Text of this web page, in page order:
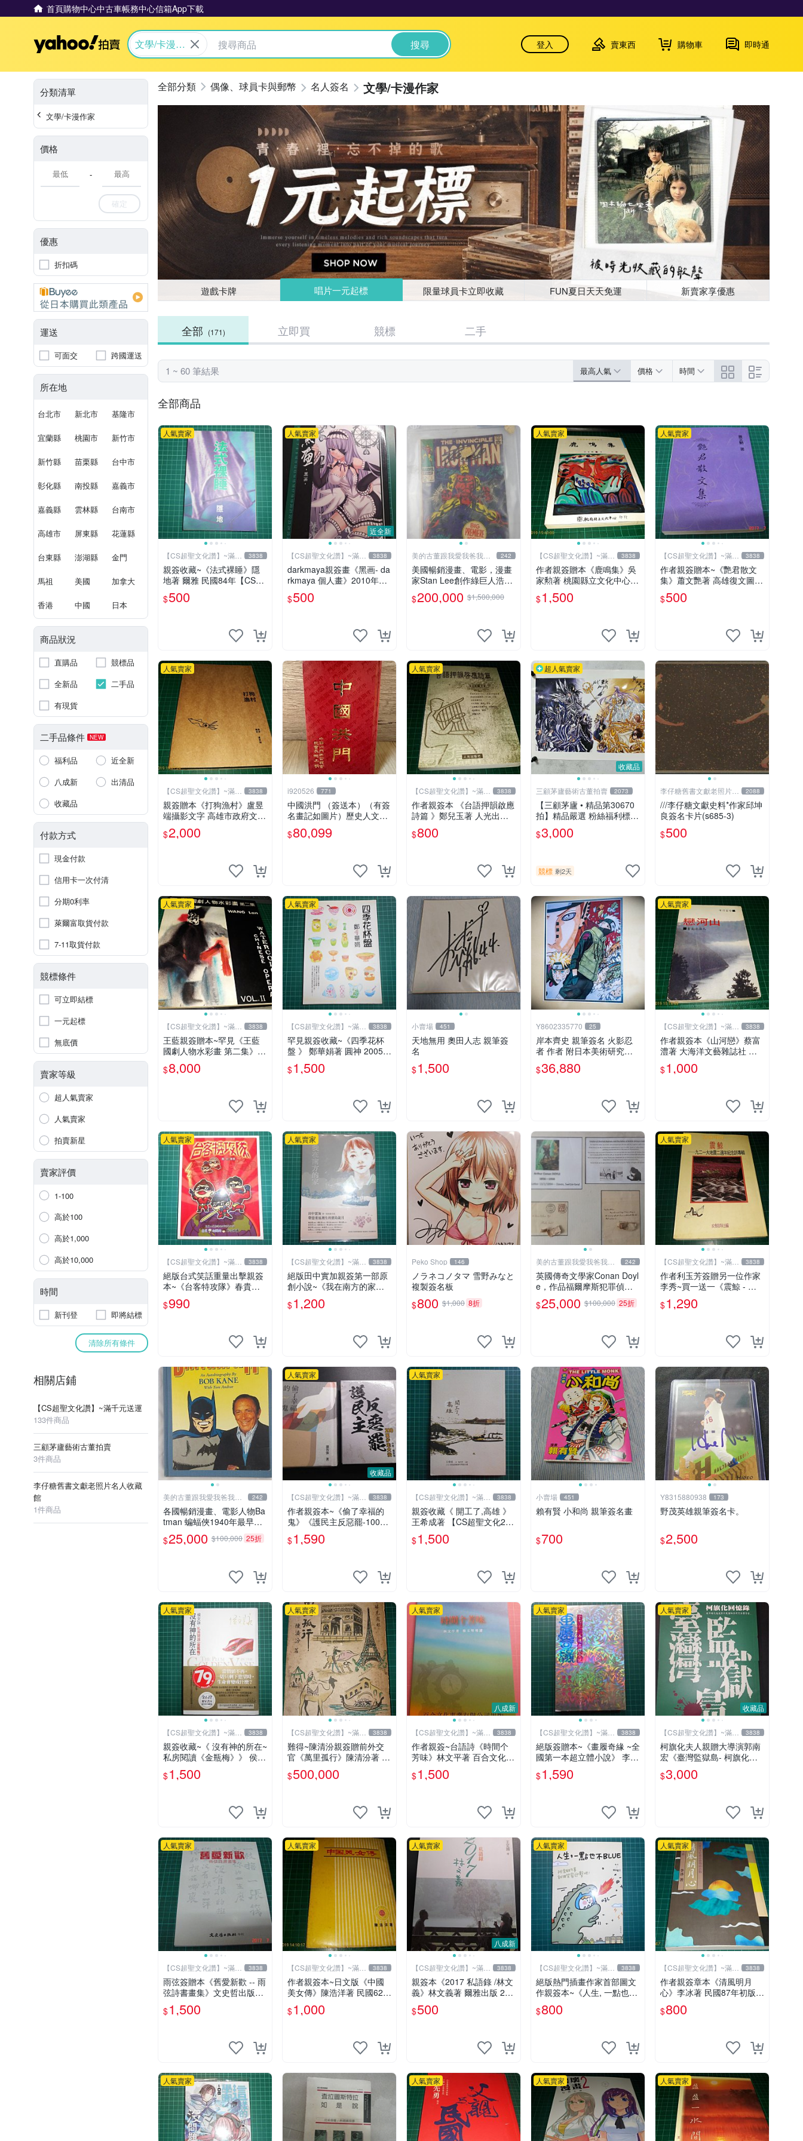
首頁購物中心中古車帳務中心信箱App下載
Yahoo拍賣
文學/卡漫作
搜尋 登入 賣東西 購物車 即時通
分類清單
文學/卡漫作家
價格
-
確定
優惠
折扣碼
運送
可面交 跨國運送
所在地
台北市 新北市 基隆市
宜蘭縣 桃園市 新竹市
新竹縣 苗栗縣 台中市
彰化縣 南投縣 嘉義市
嘉義縣 雲林縣 台南市
高雄市 屏東縣 花蓮縣
台東縣 澎湖縣 金門
馬祖 美國 加拿大
香港 中國 日本
商品狀況
直購品
競標品
全新品
二手品
有現貨
二手品條件 NEW
福利品
近全新
八成新
出清品
收藏品
付款方式
現金付款
信用卡一次付清
分期0利率
萊爾富取貨付款
7-11取貨付款
競標條件
可立即結標
一元起標
無底價
賣家等級
超人氣賣家
人氣賣家
拍賣新星
賣家評價
1-100
高於100
高於1,000
高於10,000
時間
新刊登 即將結標
清除所有條件
相關店鋪
【CS超聖文化讚】~滿千元送運
133件商品
三顧茅廬藝術古董拍賣
3件商品
李仔糖舊書文獻老照片名人收藏
館
1件商品
偶像、球員卡與郵幣 名人簽名 文學/卡漫作家
遊戲卡牌 唱片一元起標 限量球員卡立即收藏 FUN夏日天天免運 新賣家享優惠
全部 (171) 立即買 競標 二手
1 ~ 60 筆結果 最高人氣 價格 時間
全部商品
人氣賣家
【CS超聖文化讚】~滿千
元送運
3838
親簽收藏~《法式裸睡》隱
地著 爾雅 民國84年【CS超
聖文化2讚】
$500
近全新
人氣賣家
【CS超聖文化讚】~滿千
元送運
3838
darkmaya親簽畫《黑画- da
rkmaya 個人畫》2010年全
彩 【CS超聖文化讚】
$500
美的古董跟我愛我爸我恨
壞人
242
美國暢銷漫畫、電影，漫畫
家Stan Lee創作綠巨人浩
克、蜘蛛人、X戰警、鋼鐵
人，鋼鐵人是世界最有錢總
$200,000 $1,500,000
人氣賣家
【CS超聖文化讚】~滿千
元送運
3838
作者親簽贈本《鹿鳴集》吳
家勲著 桃園縣立文化中心
民國85年初版 8成新 【CS
超聖文化讚】
$1,500
人氣賣家
【CS超聖文化讚】~滿千
元送運
3838
作者親簽贈本~《艷君散文
集》蕭文艷著 高雄復文圖書
1997年修訂版 【CS超聖文
化讚】
$500
人氣賣家
【CS超聖文化讚】~滿千
元送運
3838
親簽贈本《打狗漁村》盧昱
端攝影文字 高雄市政府文化
局 2013年初版 【CS超聖文
化讚】
$2,000
i920526 771
中國洪門 （簽送本）（有簽
名畫記如圖片）歷史人文書
籍 早期書 中國洪門聯合總
會 二手書
$80,099
人氣賣家
【CS超聖文化讚】~滿千
元送運
3838
作者親簽本 《台語押韻啟應
詩篇 》鄭兒玉著 人光出版
社 2002年初版 9成新 【CS
超聖文化讚】
$800
收藏品
超人氣賣家
三顧茅廬藝術古董拍賣 2073
【三顧茅廬 • 精品第30670
拍】精品嚴選 粉絲福利標
日本動漫大師 車田正美簽名
照片《聖鬥士星矢》！ 特惠
$3,000
競標 剩2天
李仔糖舊書文獻老照片名
人收藏館
2088
///李仔糖文獻史料*作家邱坤
良簽名卡片(s685-3)
$500
人氣賣家
【CS超聖文化讚】~滿千
元送運
3838
王藍親簽贈本~罕見《王藍
國劇人物水彩畫 第二集》大
本 【 CS超聖文化讚】
$8,000
人氣賣家
【CS超聖文化讚】~滿千
元送運
3838
罕見親簽收藏~《四季花杯
盤 》 鄭華娟著 圓神 2005年
初版【CS超聖文化2讚】
$1,500
小賣場 451
天地無用 奧田人志 親筆簽
名
$1,500
Y8602335770 25
岸本齊史 親筆簽名 火影忍
者 作者 附日本美術研究所
鑑定證明書 卡卡西 培英 鳴
人 非佐助 GEM Tsume 曉
$36,880
人氣賣家
【CS超聖文化讚】~滿千
元送運
3838
作者親簽本《山河戀》蔡富
澧著 大海洋文藝雜誌社 內
有註記【CS超聖文化讚】
$1,000
人氣賣家
【CS超聖文化讚】~滿千
元送運
3838
絕版台式笑話重量出擊親簽
本~《台客特攻隊》春貴文.
圖 布克文化【CS超聖文化2
讚】
$990
人氣賣家
【CS超聖文化讚】~滿千
元送運
3838
絕版田中實加親簽第一部原
創小說~《我在南方的家》
附書套 田中實加 (陳宣儒)著
$1,200
Peko Shop 146
ノラネコノタマ 雪野みなと
複製簽名板
$800 $1,000 8折
美的古董跟我愛我爸我恨
壞人
242
英國傳奇文學家Conan Doyl
e，作品福爾摩斯犯罪偵探
集在250國暢銷文學、電
影，作品出現犯罪高手顯示
$25,000 $100,000 25折
人氣賣家
【CS超聖文化讚】~滿千
元送運
3838
作者利玉芳簽贈另一位作家
李秀~買一送一《震鯨 - 九
二一大地震二週年紀念詩專
輯》女鯨詩社編 (贈 利玉芳
$1,290
美的古董跟我愛我爸我恨
壞人
242
各國暢銷漫畫、電影人物Ba
tman 蝙蝠俠1940年最早的
創作者，這本書是Batman a
nd me 是Bob Kane 1990年
$25,000 $100,000 25折
收藏品
人氣賣家
【CS超聖文化讚】~滿千
元送運
3838
作者親簽本~《偷了幸福的
鬼》《護民主反惡罷-100萬
步走大安》二本合售 羅智強
著 精裝小冊【CS超聖文化
$1,590
人氣賣家
【CS超聖文化讚】~滿千
元送運
3838
親簽收藏《 開工了,高雄 》
王希成著 【CS超聖文化2
讚】
$1,500
小賣場 451
賴有賢 小和尚 親筆簽名畫
$700
Y8315880938 173
野茂英雄親筆簽名卡。
$2,500
人氣賣家
【CS超聖文化讚】~滿千
元送運
3838
親簽收藏~《 沒有神的所在~
私房閱讀《金瓶梅》》 侯文
詠著 皇冠 民2009年初版
【CS超聖文化2讚】
$1,500
人氣賣家
【CS超聖文化讚】~滿千
元送運
3838
難得~陳清汾親簽贈前外交
官《萬里孤行》陳清汾著 長
風出版 民國45年初版 【CS
超聖文化讚】
$500,000
八成新
人氣賣家
【CS超聖文化讚】~滿千
元送運
3838
作者親簽~台語詩《時間个
芳味》林文平著 百合文化事
業 2006.10初版一刷 附光碟
【CS超聖文化讚】
$1,500
人氣賣家
【CS超聖文化讚】~滿千
元送運
3838
絕版簽贈本~《畫履奇緣 ~全
國第一本超立體小說》 李奇
著 李奇繪圖【CS超聖文化2
讚】
$1,590
收藏品
人氣賣家
【CS超聖文化讚】~滿千
元送運
3838
柯旗化夫人親贈大導演郭南
宏《臺灣監獄島- 柯旗化回
憶錄》柯旗化著 第一出版社
2002年修訂再版 【CS超聖
$3,000
人氣賣家
【CS超聖文化讚】~滿千
元送運
3838
雨弦簽贈本《舊愛新歡 -- 雨
弦詩書畫集》文史哲出版社
印 民國85年初版 9成新 【C
S超聖文化讚】
$1,500
人氣賣家
【CS超聖文化讚】~滿千
元送運
3838
作者親簽本~日文版《中國
美女傳》陳浩洋著 民國62年
6月出版 【CS超聖文化讚】
$1,000
八成新
人氣賣家
【CS超聖文化讚】~滿千
元送運
3838
親簽本《2017 私語錄 /林文
義》林文義著 爾雅出版 201
8年初版【CS超聖文化讚】
$500
人氣賣家
【CS超聖文化讚】~滿千
元送運
3838
絕版熱門插畫作家首部圖文
作親簽本~《人生, 一點也不
BLUE~阿雜的事就用笑容迎
擊吧！》Ning著/繪 悅知文
$800
人氣賣家
【CS超聖文化讚】~滿千
元送運
3838
作者親簽章本《清風明月
心》李冰著 民國87年初版
山林書局出版 書緣有微斑
【CS 超聖文化讚】
$800
人氣賣家 人氣賣家 人氣賣家 人氣賣家